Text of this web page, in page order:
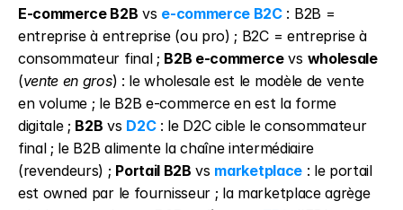
E-commerce B2B vs e-commerce B2C : B2B =
entreprise à entreprise (ou pro) ; B2C = entreprise à
consommateur final ; B2B e-commerce vs wholesale
(vente en gros) : le wholesale est le modèle de vente
en volume ; le B2B e-commerce en est la forme
digitale ; B2B vs D2C : le D2C cible le consommateur
final ; le B2B alimente la chaîne intermédiaire
(revendeurs) ; Portail B2B vs marketplace : le portail
est owned par le fournisseur ; la marketplace agrège